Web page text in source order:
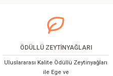
ÖDÜLLÜ ZEYTİNYAĞLARI
Uluslararası Kalite Ödüllü Zeytinyağları
ile Ege ve